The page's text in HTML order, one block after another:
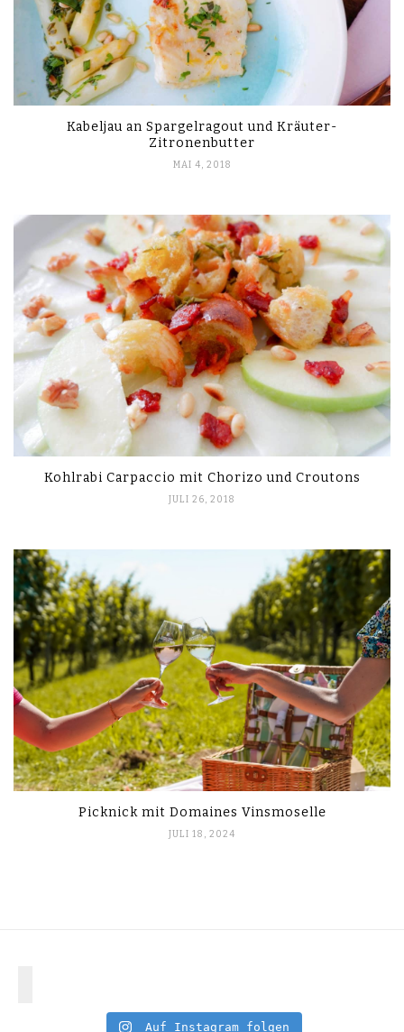
Kabeljau an Spargelragout und Kräuter-
Zitronenbutter
MAI 4, 2018
Kohlrabi Carpaccio mit Chorizo und Croutons
JULI 26, 2018
Picknick mit Domaines Vinsmoselle
JULI 18, 2024
Auf Instagram folgen